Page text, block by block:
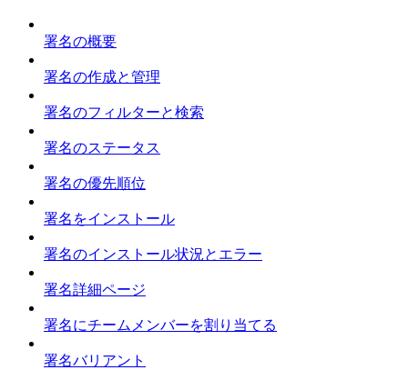
署名の概要
署名の作成と管理
署名のフィルターと検索
署名のステータス
署名の優先順位
署名をインストール
署名のインストール状況とエラー
署名詳細ページ
署名にチームメンバーを割り当てる
署名バリアント